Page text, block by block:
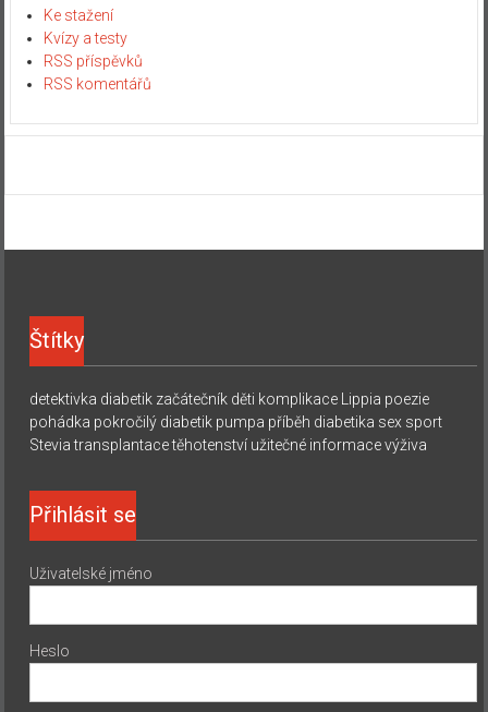
Ke stažení
Kvízy a testy
RSS příspěvků
RSS komentářů
Štítky
detektivka diabetik začátečník děti komplikace Lippia poezie
pohádka pokročilý diabetik pumpa příběh diabetika sex sport
Stevia transplantace těhotenství užitečné informace výživa
Přihlásit se
Uživatelské jméno
Heslo